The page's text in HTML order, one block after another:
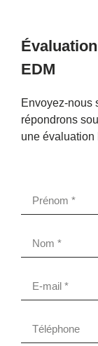
EDM
Envoyez-nous
répondrons
une évaluation